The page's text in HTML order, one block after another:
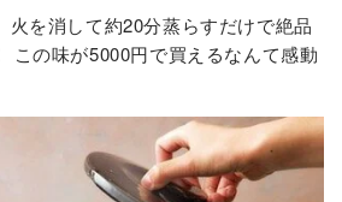
火を消して約20分蒸らすだけで絶品
この味が5000円で買えるなんて感動